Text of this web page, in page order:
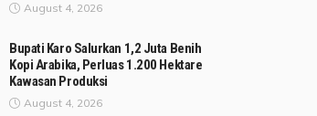
August 4, 2026
Bupati Karo Salurkan 1,2 Juta Benih
Kopi Arabika, Perluas 1.200 Hektare
Kawasan Produksi
August 4, 2026